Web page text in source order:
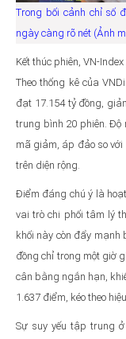
Trong bối cảnh chỉ số
ngày càng rõ nét (Ảnh
Kết thúc phiên, VN-
Theo thống kê của
đạt 17.154 tỷ đồng,
trung bình 20 phiên. Độ
mã giảm, áp đảo so
trên diện rộng.
Điểm đáng chú ý là
vai trò chi phối tâm lý
khối này còn đẩy
đồng chỉ trong một giờ
cân bằng ngắn hạn,
1.637 điểm, kéo theo
Sự suy yếu tập trung ở